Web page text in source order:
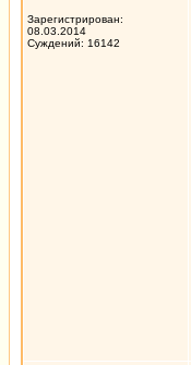
Зарегистрирован:
08.03.2014
Суждений: 16142